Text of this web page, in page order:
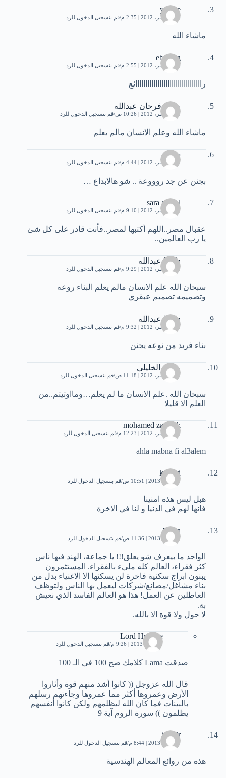
yacine
16 ديسمبر، 2012 | 2:35 م قم بتسجيل الدخول للرد
ماشاء الله
ebtehag
16 ديسمبر، 2012 | 2:55 م قم بتسجيل الدخول للرد
رااااااااااااااااااااااااااااااااائع
رشيد فرحان عبدالله
21 ديسمبر، 2012 | 10:26 ص قم بتسجيل الدخول للرد
ماشاء الله وعلم الانسان مالم يعلم
سارة
21 ديسمبر، 2012 | 4:44 م قم بتسجيل الدخول للرد
بجنن عن جد روووعة .. شو هالابداع …
sara gamal
21 ديسمبر، 2012 | 9:10 م قم بتسجيل الدخول للرد
عقبال مصر..اللهم أكتبها لمصر..فأنت قادر على كل شئ
يا رب العالمين..
زكريا عبدالله
21 ديسمبر، 2012 | 9:29 م قم بتسجيل الدخول للرد
سبحان الله علم الانسان مالم يعلم البناء روعه
وتصميمه تصميم عبقري
زكريا عبدالله
21 ديسمبر، 2012 | 9:32 م قم بتسجيل الدخول للرد
بناء فريد من نوعه يجنن
محمد الخليلى
22 ديسمبر، 2012 | 11:18 ص قم بتسجيل الدخول للرد
سبحان الله .علم الانسان ما لم يعلم…ومااوتيتم..من
العلم الا قليلا
mohamed zarrouk
22 ديسمبر، 2012 | 12:23 م قم بتسجيل الدخول للرد
ahla mabna fi al3alem
khaled
17 يناير، 2013 | 10:51 ص قم بتسجيل الدخول للرد
هبل ليس هذه امنينا
فانها لهم في الدنيا و لنا في الاخرة
Lama
17 يناير، 2013 | 11:36 ص قم بتسجيل الدخول للرد
الواحد ما بيعرف شو يعلق!!! يا جماعة، الهند فيها ناس
كثر فقراء، العالم كله مليء بالفقراء. المستثمرون
يبنون ابراج سكنية فاخرة لن يسكنها الا الاغنياء بدل من
بناء مشاغل/مصانع/شركات ليعمل بها الناس ولتوظف
العاطلين عن العمل! هذا هو العالم الفاسد الذي نعيش
به.
لا حول ولا قوة الا بالله.
Lord Hokage
25 مايو، 2013 | 9:26 م قم بتسجيل الدخول للرد
صدقت Lama كلامك صح 100 في الـ 100
قال الله عزوجل (( كانوا أشد منهم قوة وأثاروا
الأرض وعمروها أكثر مما عمروها وجاءتهم رسلهم
بالبينات فما كان الله ليظلمهم ولكن كانوا أنفسهم
يظلمون )) سورة الروم آية 9
bashir
17 يناير، 2013 | 8:44 م قم بتسجيل الدخول للرد
هذه من روائع المعالم الهندسية